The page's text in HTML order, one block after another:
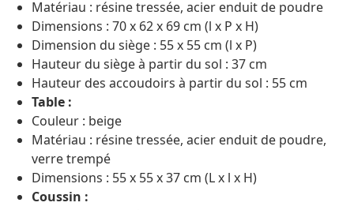
Matériau : résine tressée, acier enduit de poudre
Dimensions : 70 x 62 x 69 cm (l x P x H)
Dimension du siège : 55 x 55 cm (l x P)
Hauteur du siège à partir du sol : 37 cm
Hauteur des accoudoirs à partir du sol : 55 cm
Table :
Couleur : beige
Matériau : résine tressée, acier enduit de poudre,
verre trempé
Dimensions : 55 x 55 x 37 cm (L x l x H)
Coussin :